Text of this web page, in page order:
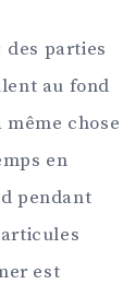
des parties
au fond
chose
en
pendant
est